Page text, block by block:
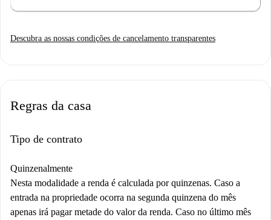
Descubra as nossas condições de cancelamento transparentes
Regras da casa
Tipo de contrato
Quinzenalmente
Nesta modalidade a renda é calculada por quinzenas. Caso a
entrada na propriedade ocorra na segunda quinzena do mês
apenas irá pagar metade do valor da renda. Caso no último mês